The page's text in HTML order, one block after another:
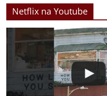
Netflix na Youtube